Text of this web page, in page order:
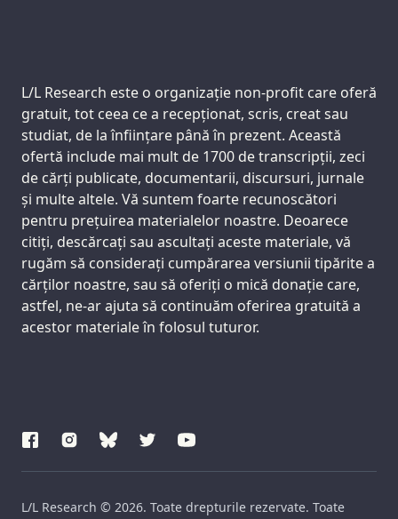
Support us:
L/L Research este o organizație non-profit care oferă
gratuit, tot ceea ce a recepționat, scris, creat sau
studiat, de la înființare până în prezent. Această
ofertă include mai mult de 1700 de transcripții, zeci
de cărți publicate, documentarii, discursuri, jurnale
și multe altele. Vă suntem foarte recunoscători
pentru prețuirea materialelor noastre. Deoarece
citiți, descărcați sau ascultați aceste materiale, vă
rugăm să considerați cumpărarea versiunii tipărite a
cărților noastre, sau să oferiți o mică donație care,
astfel, ne-ar ajuta să continuăm oferirea gratuită a
acestor materiale în folosul tuturor.
L/L Research © 2026. Toate drepturile rezervate. Toate